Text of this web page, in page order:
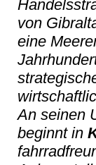
von
eine
An seinen
beginnt in